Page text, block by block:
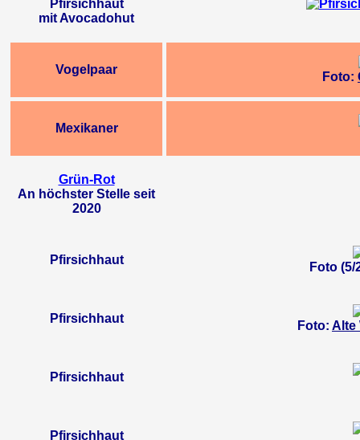
Pfirsichhaut
mit Avocadohut
Vogelpaar
Foto:
Mexikaner
Grün-Rot
An höchster Stelle seit
2020
Pfirsichhaut
Foto
Pfirsichhaut
Foto: Alte
Pfirsichhaut
Pfirsichhaut